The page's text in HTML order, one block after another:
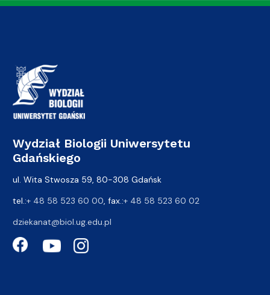
Wydział Biologii Uniwersytetu
Gdańskiego
ul. Wita Stwosza 59, 80-308 Gdańsk
tel.:+ 48 58 523 60 00, fax.:+ 48 58 523 60 02
dziekanat@biol.ug.edu.pl